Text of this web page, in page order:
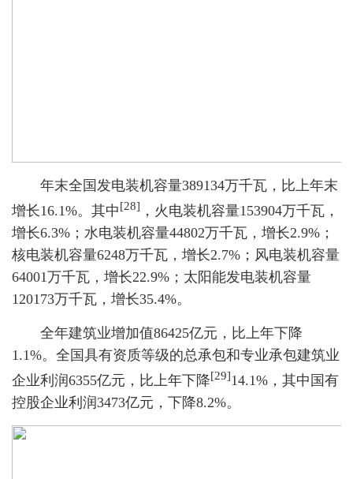
年末全国发电装机容量389134万千瓦，比上年末
增长16.1%。其中[28] ，火电装机容量153904万千瓦，
增长6.3%；水电装机容量44802万千瓦，增长2.9%；
核电装机容量6248万千瓦，增长2.7%；风电装机容量
64001万千瓦，增长22.9%；太阳能发电装机容量
120173万千瓦，增长35.4%。
全年建筑业增加值86425亿元，比上年下降
1.1%。全国具有资质等级的总承包和专业承包建筑业
企业利润6355亿元，比上年下降[29]14.1%，其中国有
控股企业利润3473亿元，下降8.2%。